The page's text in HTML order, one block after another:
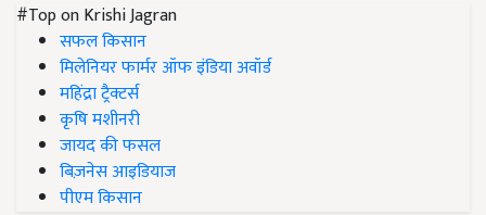
#Top on Krishi Jagran
सफल किसान
मिलेनियर फार्मर ऑफ इंडिया अवॉर्ड
महिंद्रा ट्रैक्टर्स
कृषि मशीनरी
जायद की फसल
बिज़नेस आइडियाज
पीएम किसान